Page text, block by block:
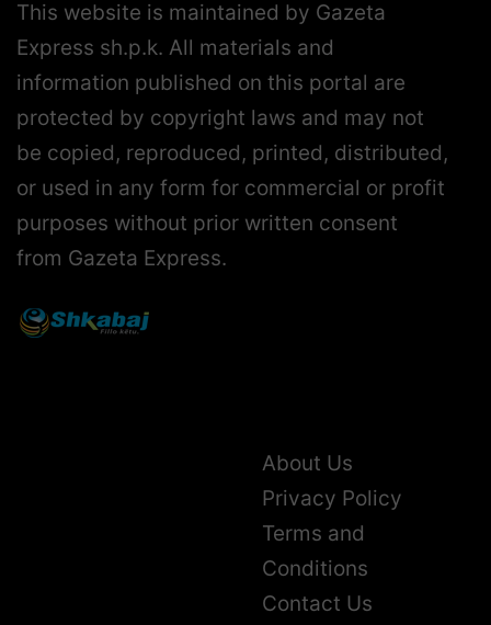
This website is maintained by Gazeta
Express sh.p.k. All materials and
information published on this portal are
protected by copyright laws and may not
be copied, reproduced, printed, distributed,
or used in any form for commercial or profit
purposes without prior written consent
from Gazeta Express.
About Us
Privacy Policy
Terms and
Conditions
Contact Us